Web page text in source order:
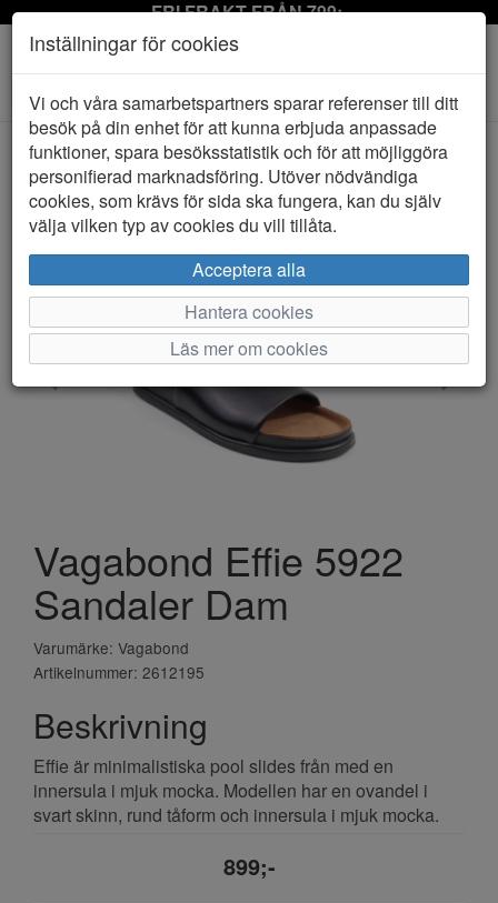
FRI FRAKT FRÅN 799:-
Toggle
navigation
HEM VAGABOND
Vagabond Effie 5922
Sandaler Dam
Varumärke: Vagabond
Artikelnummer: 2612195
Beskrivning
Effie är minimalistiska pool slides från med en
innersula i mjuk mocka. Modellen har en ovandel i
svart skinn, rund tåform och innersula i mjuk mocka.
899;-
Inställningar för cookies
Vi och våra samarbetspartners sparar referenser till ditt
besök på din enhet för att kunna erbjuda anpassade
funktioner, spara besöksstatistik och för att möjliggöra
personifierad marknadsföring. Utöver nödvändiga
cookies, som krävs för sida ska fungera, kan du själv
välja vilken typ av cookies du vill tillåta.
Acceptera alla
Hantera cookies
Läs mer om cookies